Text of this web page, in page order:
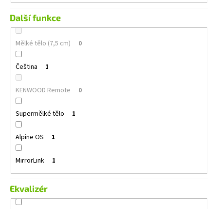
Další funkce
Mělké tělo (7,5 cm) 0
Čeština 1
KENWOOD Remote 0
Supermělké tělo 1
Alpine OS 1
MirrorLink 1
Ekvalizér